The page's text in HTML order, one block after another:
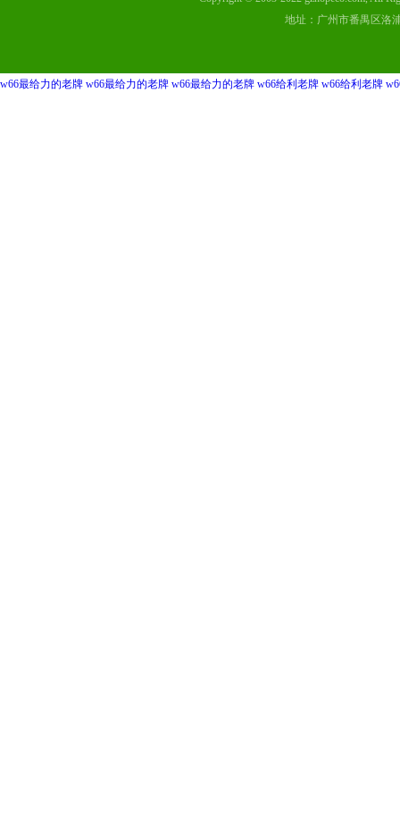
地址：广州市番禺区洛
w66最给力的老牌 w66最给力的老牌 w66最给力的老牌 w66给利老牌 w66给利老牌